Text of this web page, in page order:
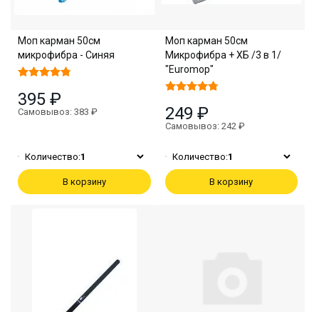
Моп карман 50см
микрофибра - Синяя
395 ₽
Самовывоз: 383 ₽
Количество:1
В корзину
Моп карман 50см
Микрофибра + ХБ /3 в 1/
"Euromop"
249 ₽
Самовывоз: 242 ₽
Количество:1
В корзину